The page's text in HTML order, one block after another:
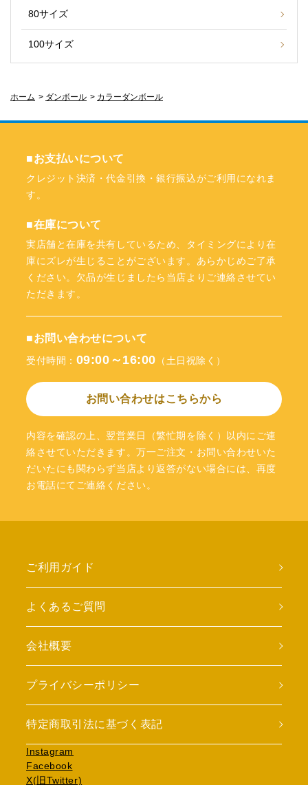
80サイズ
100サイズ
ホーム > ダンボール > カラーダンボール
■お支払いについて
クレジット決済・代金引換・銀行振込がご利用になれま
す。
■在庫について
実店舗と在庫を共有しているため、タイミングにより在
庫にズレが生じることがございます。あらかじめご了承
ください。欠品が生じましたら当店よりご連絡させてい
ただきます。
■お問い合わせについて
受付時間： 09:00～16:00 （土日祝除く）
お問い合わせはこちらから
内容を確認の上、翌営業日（繁忙期を除く）以内にご連
絡させていただきます。万一ご注文・お問い合わせいた
だいたにも関わらず当店より返答がない場合には、再度
お電話にてご連絡ください。
ご利用ガイド
よくあるご質問
会社概要
プライバシーポリシー
特定商取引法に基づく表記
Instagram
Facebook
X(旧Twitter)